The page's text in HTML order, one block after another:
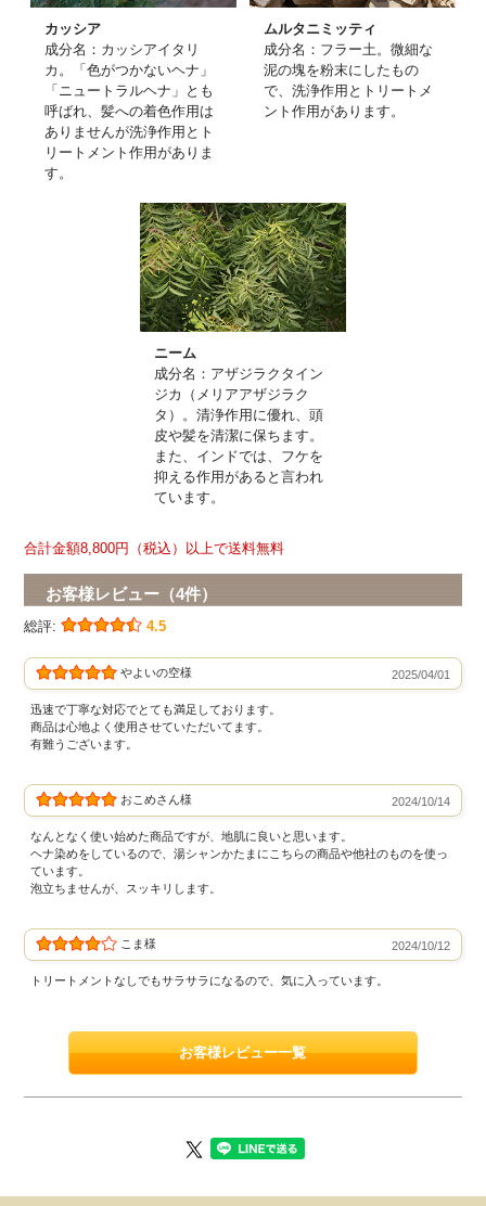
カッシア
成分名：カッシアイタリ
カ。「色がつかないヘナ」
「ニュートラルヘナ」とも
呼ばれ、髪への着色作用は
ありませんが洗浄作用とト
リートメント作用がありま
す。
ムルタニミッティ
成分名：フラー土。微細な
泥の塊を粉末にしたもの
で、洗浄作用とトリートメ
ント作用があります。
ニーム
成分名：アザジラクタイン
ジカ（メリアアザジラク
タ）。清浄作用に優れ、頭
皮や髪を清潔に保ちます。
また、インドでは、フケを
抑える作用があると言われ
ています。
合計金額8,800円（税込）以上で送料無料
お客様レビュー（4件）
総評: 4.5
やよいの空様 2025/04/01
迅速で丁寧な対応でとても満足しております。
商品は心地よく使用させていただいてます。
有難うございます。
おこめさん様 2024/10/14
なんとなく使い始めた商品ですが、地肌に良いと思います。
ヘナ染めをしているので、湯シャンかたまにこちらの商品や他社のものを使っ
ています。
泡立ちませんが、スッキリします。
こま様 2024/10/12
トリートメントなしでもサラサラになるので、気に入っています。
お客様レビュー一覧